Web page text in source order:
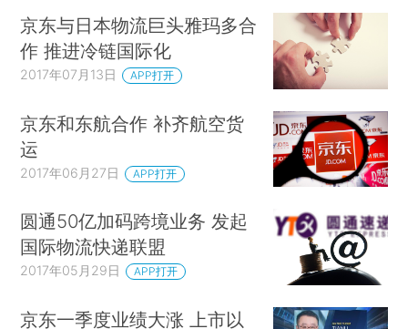
京东与日本物流巨头雅玛多合
作 推进冷链国际化
2017年07月13日 APP打开
京东和东航合作 补齐航空货
运
2017年06月27日 APP打开
圆通50亿加码跨境业务 发起
国际物流快递联盟
2017年05月29日 APP打开
京东一季度业绩大涨 上市以